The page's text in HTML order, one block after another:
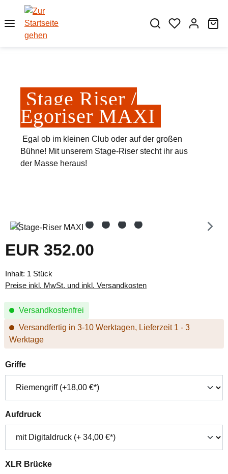
Zum Hauptinhalt springen
Stage Riser /
Egoriser MAXI
Egal ob im kleinen Club oder auf der großen
Bühne! Mit unserem Stage-Riser stecht ihr aus
der Masse heraus!
Bildergalerie überspringen
Regulärer Preis:
EUR 352.00
Inhalt: 1 Stück
Preise inkl. MwSt. und inkl. Versandkosten
Versandkostenfrei
Versandfertig in 3-10 Werktagen, Lieferzeit 1 - 3
Werktage
Griffeauswählen
Aufdruckauswählen
XLR Brückeauswählen